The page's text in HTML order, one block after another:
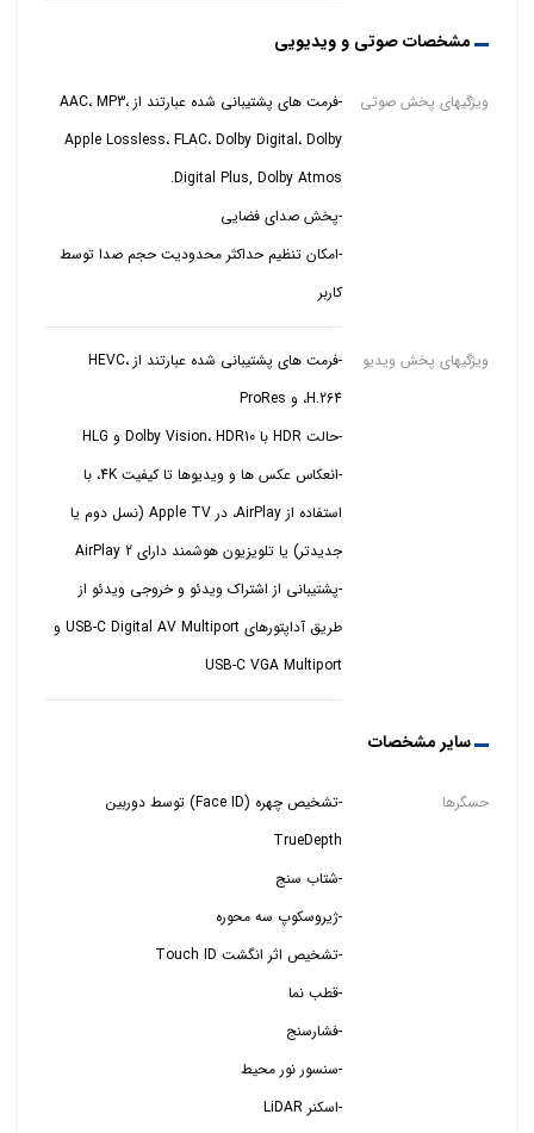
مشخصات صوتی و ویدیویی
ویژگیهای پخش صوتی
-فرمت های پشتیبانی شده عبارتند از AAC، MP3،
Apple Lossless، FLAC، Dolby Digital، Dolby
-امکان تنظیم حداکثر محدودیت حجم صدا توسط
کاربر
ویژگیهای پخش ویدیو
-فرمت های پشتیبانی شده عبارتند از HEVC،
H.264، و ProRes
-حالت HDR با Dolby Vision، HDR10 و HLG
-انعکاس عکس ها و ویدیوها تا کیفیت 4K، با
استفاده از AirPlay، در Apple TV (نسل دوم یا
جدیدتر) یا تلویزیون هوشمند دارای AirPlay 2
-پشتیبانی از اشتراک ویدئو و خروجی ویدئو از
USB-C VGA Multiport
سایر مشخصات
حسگرها
-تشخیص چهره (Face ID) توسط دوربین
-قطب نما
-سنسور نور محیط
-اسکنر LiDAR